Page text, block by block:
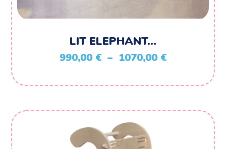
LIT ELEPHANT…
990,00 € – 1070,00 €Plage
prix :